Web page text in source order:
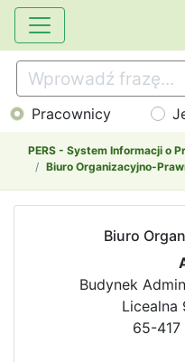
Pracownicy
PERS - System Informacji o
Biuro Organizacyjno-
Biuro
Budynek
Licealna
65-417